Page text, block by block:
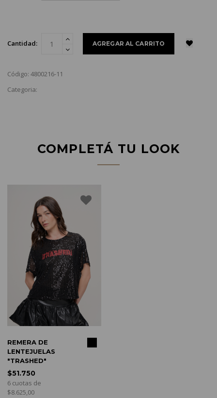
Cantidad:
Código: 4800216-11
Categoria:
COMPLETÁ TU LOOK
REMERA DE
LENTEJUELAS
"TRASHED"
$51.750
6 cuotas de
$8.625,00